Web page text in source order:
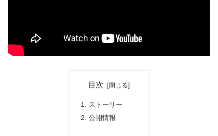
目次
ストーリー
公開情報